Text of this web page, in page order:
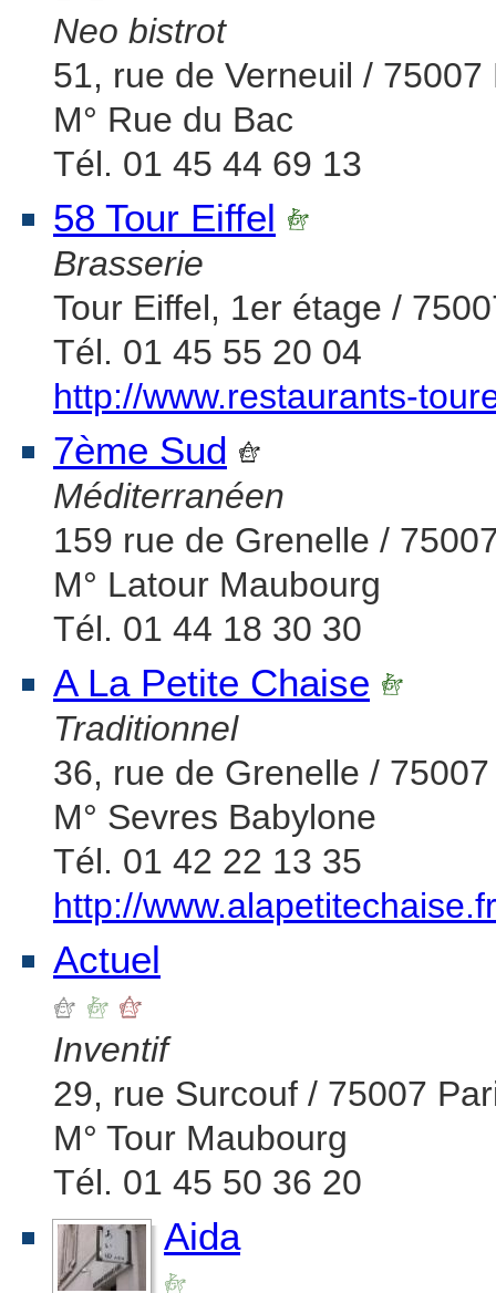
Neo bistrot
51, rue de Verneuil / 75007
M° Rue du Bac
Tél. 01 45 44 69 13
58 Tour Eiffel
Brasserie
Tour Eiffel, 1er étage /
Tél. 01 45 55 20 04
http://www.restaurants-
7ème Sud
Méditerranéen
159 rue de Grenelle /
M° Latour Maubourg
Tél. 01 44 18 30 30
A La Petite Chaise
Traditionnel
36, rue de Grenelle /
M° Sevres Babylone
Tél. 01 42 22 13 35
http://www.alapetitechaise.fr
Actuel
Inventif
29, rue Surcouf / 75007
M° Tour Maubourg
Tél. 01 45 50 36 20
Aida